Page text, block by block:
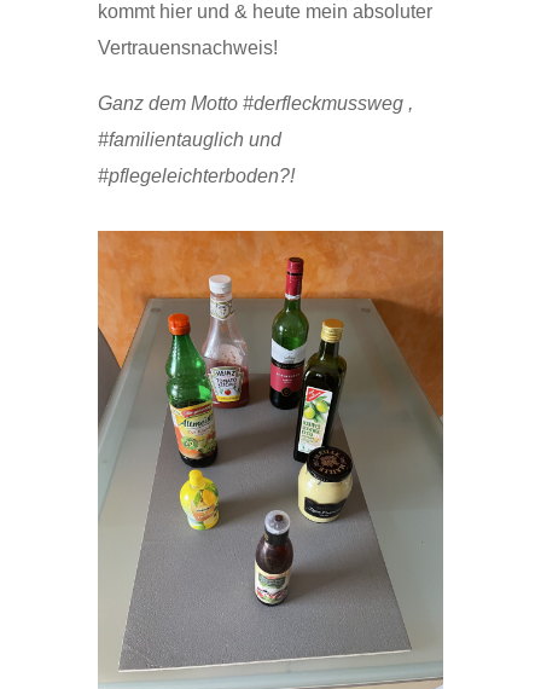
kommt hier und & heute mein absoluter
Vertrauensnachweis!
Ganz dem Motto #derfleckmussweg ,
#familientauglich und
#pflegeleichterboden?!